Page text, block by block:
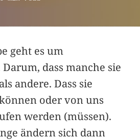
geht es um
dass manche sie
andere. Dass sie
oder von uns
werden (müssen).
ändern sich dann